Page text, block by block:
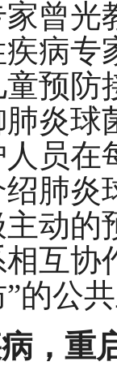
曾光
病
预
炎球
员
肺
动的
互
的公
，重